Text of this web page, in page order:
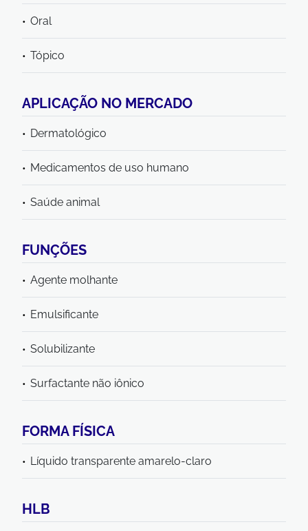
Oral
Tópico
APLICAÇÃO NO MERCADO
Dermatológico
Medicamentos de uso humano
Saúde animal
FUNÇÕES
Agente molhante
Emulsificante
Solubilizante
Surfactante não iônico
FORMA FÍSICA
Líquido transparente amarelo-claro
HLB